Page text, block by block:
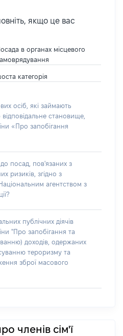
якщо це вас
в органах місцевого
категорія
осіб, які займають
становище,
«Про запобігання
посад, пов'язаних з
ризиків, згідно з
агентством з
публічних діячів
"Про запобігання та
доходів, одержаних
тероризму та
зброї масового
членів сім'ї